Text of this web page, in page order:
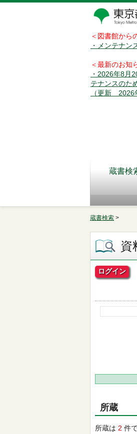
＜図書館から
・メンテナン
＜最新のお知
・2026年8月
テナンスのた
（更新 2026
蔵書検
蔵書検索 >
資
ログイン
所蔵
所蔵は 2 件